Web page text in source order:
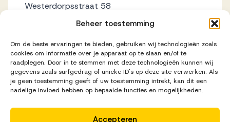
Beheer toestemming
Om de beste ervaringen te bieden, gebruiken wij technologieën zoals
cookies om informatie over je apparaat op te slaan en/of te
raadplegen. Door in te stemmen met deze technologieën kunnen wij
gegevens zoals surfgedrag of unieke ID's op deze site verwerken. Als
je geen toestemming geeft of uw toestemming intrekt, kan dit een
nadelige invloed hebben op bepaalde functies en mogelijkheden.
Accepteren
Westerdorpsstraat 58
3871 AZ Hoevelaken